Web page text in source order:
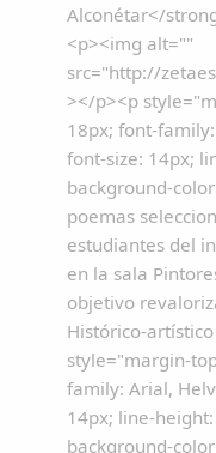
Alconétar</
<p><img alt=""
src="http://
></p><p
18px; font-
font-size: 14px;
background-
poemas
estudiantes del
en la sala
objetivo
Histórico-
style="margin-
family: Arial,
14px; line-
background-